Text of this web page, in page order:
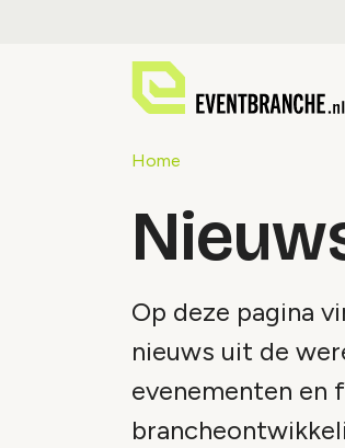
Home
Op deze pagina
nieuws uit de
evenementen en